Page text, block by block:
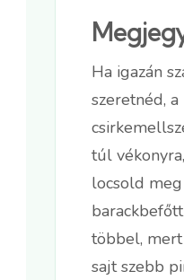
Ha igazán
szeretnéd, a
túl
locsold
többel,
sajt szebb